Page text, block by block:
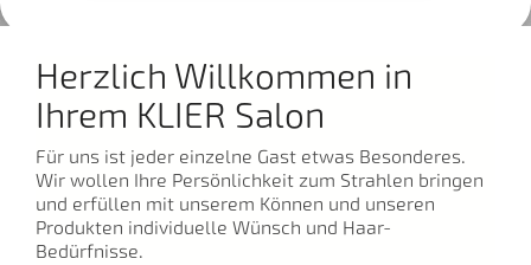
Herzlich Willkommen in
Ihrem KLIER Salon
Für uns ist jeder einzelne Gast etwas Besonderes.
Wir wollen Ihre Persönlichkeit zum Strahlen bringen
und erfüllen mit unserem Können und unseren
Produkten individuelle Wünsch und Haar-
Bedürfnisse.